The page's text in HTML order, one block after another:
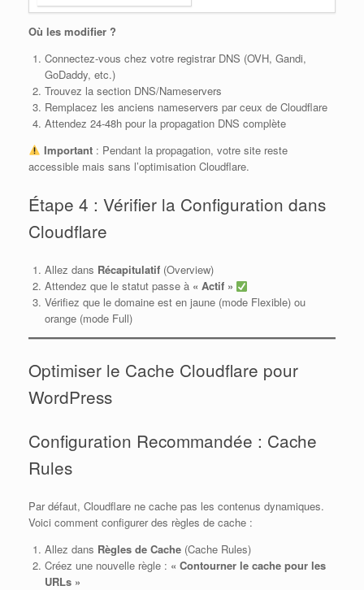
Où les modifier ?
Connectez-vous chez votre registrar DNS (OVH, Gandi,
GoDaddy, etc.)
Trouvez la section DNS/Nameservers
Remplacez les anciens nameservers par ceux de Cloudflare
Attendez 24-48h pour la propagation DNS complète
Important: Pendant la propagation, votre site reste
accessible mais sans l’optimisation Cloudflare.
Étape 4 : Vérifier la Configuration dans
Cloudflare
Allez dans Récapitulatif(Overview)
Attendez que le statut passe à « Actif »
Vérifiez que le domaine est en jaune (mode Flexible) ou
orange (mode Full)
Optimiser le Cache Cloudflare pour
WordPress
Configuration Recommandée : Cache
Rules
Par défaut, Cloudflare ne cache pas les contenus dynamiques.
Voici comment configurer des règles de cache :
Allez dans Règles de Cache(Cache Rules)
Créez une nouvelle règle : « Contourner le cache pour les
URLs »